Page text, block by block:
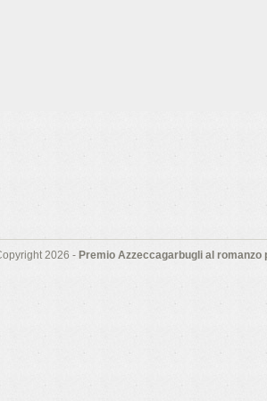
2026 - Premio Azzeccagarbugli al romanzo